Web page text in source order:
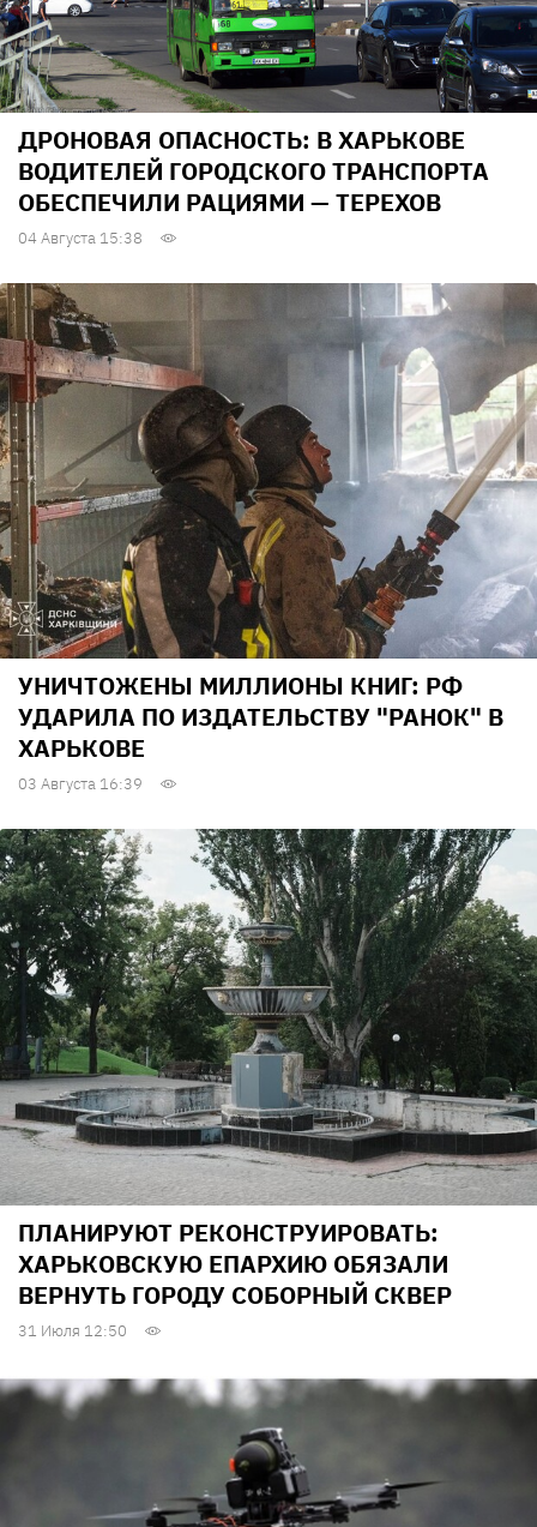
ДРОНОВАЯ ОПАСНОСТЬ: В ХАРЬКОВЕ
ВОДИТЕЛЕЙ ГОРОДСКОГО ТРАНСПОРТА
ОБЕСПЕЧИЛИ РАЦИЯМИ — ТЕРЕХОВ
04 Августа 15:38
УНИЧТОЖЕНЫ МИЛЛИОНЫ КНИГ: РФ
УДАРИЛА ПО ИЗДАТЕЛЬСТВУ "РАНОК" В
ХАРЬКОВЕ
03 Августа 16:39
ПЛАНИРУЮТ РЕКОНСТРУИРОВАТЬ:
ХАРЬКОВСКУЮ ЕПАРХИЮ ОБЯЗАЛИ
ВЕРНУТЬ ГОРОДУ СОБОРНЫЙ СКВЕР
31 Июля 12:50